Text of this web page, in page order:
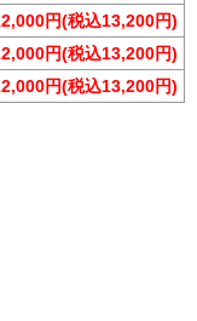
円(税込13,200円)
円(税込13,200円)
円(税込13,200円)